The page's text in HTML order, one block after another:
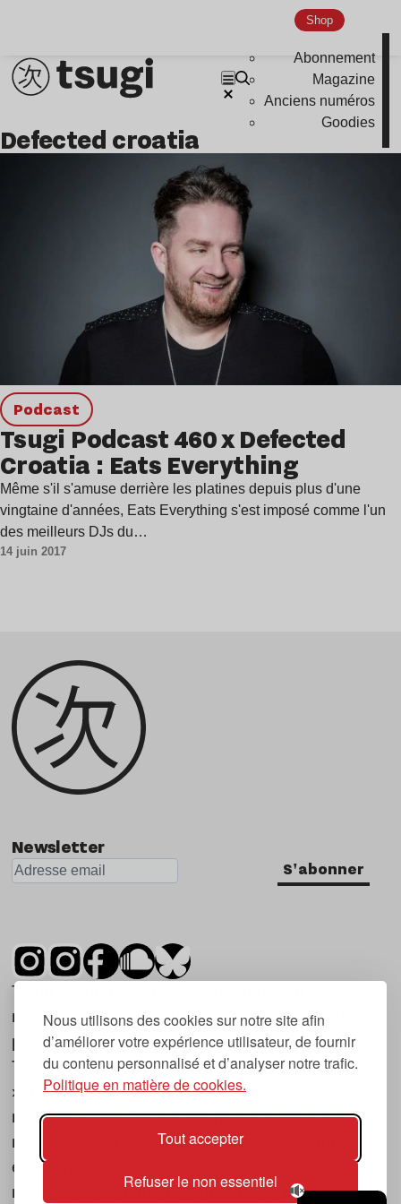
Nous utilisons des cookies sur notre site afin
d’améliorer votre expérience utilisateur, de fournir
du contenu personnalisé et d’analyser notre trafic.
Politique en matière de cookies.
Tout accepter
Refuser le non essentiel
Shop
Abonnement
Magazine
Anciens numéros
Goodies
Indie
defected croatia
podcast
Tsugi Podcast 460 x Defected
Croatia : Eats Everything
Même s'il s'amuse derrière les platines depuis plus d'une
vingtaine d'années, Eats Everything s'est imposé comme l'un
des meilleurs DJs du…
14 juin 2017
Newsletter
S'abonner
Tsugi est un mensuel indépendant sur la
musique et les nouvelles tendances, dont la
première parution date de 2007.
Tsugi en japonais signifie « prochain », « suivant
», ce qui correspond à la thématique du
magazine, à l’affût des nouvelles tendances
musicales, qu’elles viennent de la musique
électronique, du rock ou du hip hop, et des
nouveaux phénomènes de société liés à la